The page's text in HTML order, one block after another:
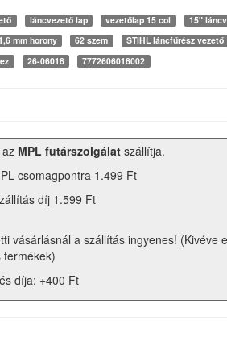
láncvezető lap vezetőlap 15 col 15"
mm horony 62 szem STIHL láncfűrész vezető
26-06018 7772606018002
MPL futárszolgálat szállítja.
csomagpontra 1.499 Ft
díj 1.599 Ft
vásárlásnál a szállítás ingyenes! (Kivéve
díja: +400 Ft